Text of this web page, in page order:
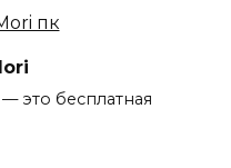
это бесплатная